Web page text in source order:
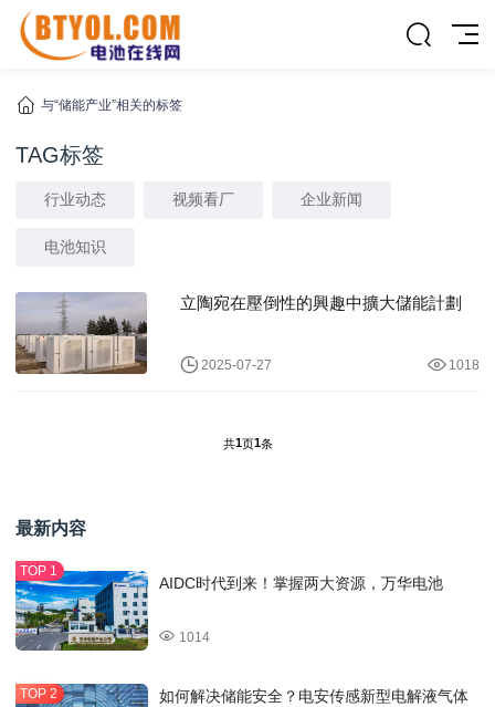
与“储能产业”相关的标签
TAG标签
行业动态 视频看厂 企业新闻
电池知识
立陶宛在壓倒性的興趣中擴大儲能計劃
2025-07-27 1018
共1页1条
最新内容
AIDC时代到来！掌握两大资源，万华电池
1014
如何解决储能安全？电安传感新型电解液气体